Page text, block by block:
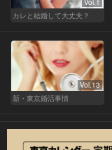
Vol.1
カレと結婚して大丈夫？
Vol.13
新・東京婚活事情